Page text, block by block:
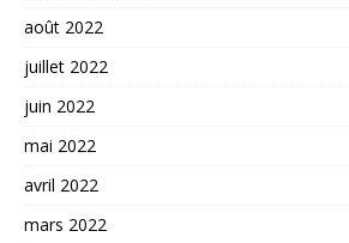
août 2022
juillet 2022
juin 2022
mai 2022
avril 2022
mars 2022